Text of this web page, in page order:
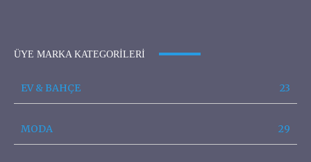
ÜYE MARKA KATEGORILERI
EV & BAHÇE 23
MODA 29